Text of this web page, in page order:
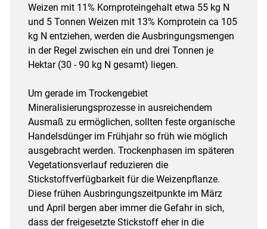
Weizen mit 11% Kornproteingehalt etwa 55 kg N
und 5 Tonnen Weizen mit 13% Kornprotein ca 105
kg N entziehen, werden die Ausbringungsmengen
in der Regel zwischen ein und drei Tonnen je
Hektar (30 - 90 kg N gesamt) liegen.
Um gerade im Trockengebiet
Mineralisierungsprozesse in ausreichendem
Ausmaß zu ermöglichen, sollten feste organische
Handelsdünger im Frühjahr so früh wie möglich
ausgebracht werden. Trockenphasen im späteren
Vegetationsverlauf reduzieren die
Stickstoffverfügbarkeit für die Weizenpflanze.
Diese frühen Ausbringungszeitpunkte im März
und April bergen aber immer die Gefahr in sich,
dass der freigesetzte Stickstoff eher in die